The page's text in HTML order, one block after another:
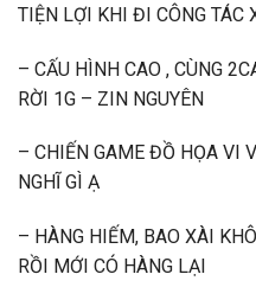
TIỆN LỢI KHI ĐI CÔNG TÁC
– CẤU HÌNH CAO , CÙNG
RỜI 1G – ZIN NGUYÊN
– CHIẾN GAME ĐỒ HỌA VI
NGHĨ GÌ Ạ
– HÀNG HIẾM, BAO XÀI
RỒI MỚI CÓ HÀNG LẠI